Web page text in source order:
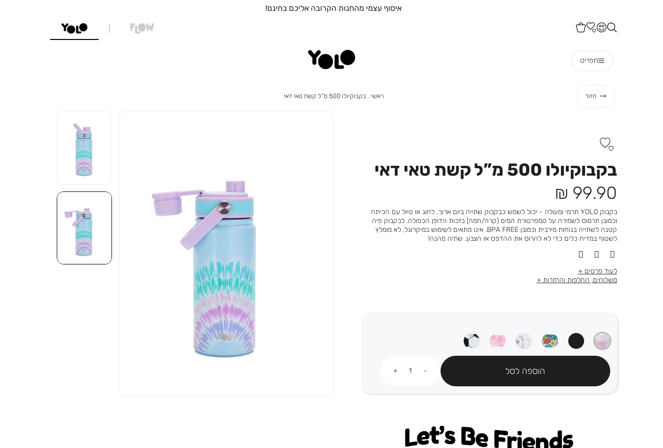
איסוף עצמי מהחנות הקרובה אליכם בחינם!
תפריט
חזור ראשי ראשי
בקבוקיולו 500 מ”ל קשת טאי דאי
בקבוקיולו 500 מ”ל קשת טאי דאי
מחיר
מוצר
99.90 ₪
בקבוק YOLO תרמי ומעולה - יכול לשמש כבקבוק שתייה ביום ארוך, לחוג או טיול עם הכיתה
וכמובן תרמוס לשמירה על טמפרטורת המים (קרה/חמה) בזכות הדופן הכפולה. לבקבוק פיה
קטנה לשתייה בנוחות מירבית וכמובן BPA FREE. אינו מתאים לשימוש במיקרוגל, לא מומלץ
לשטוף במדיח כלים כדי לא להרוס את ההדפס או הצבע. שתיה מהנה!
לעוד פרטים
משלוחים, החלפות והחזרות
הוספה לסל
Let's be friends